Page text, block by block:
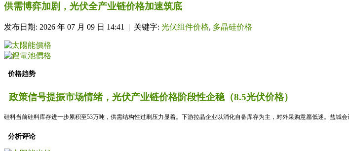
供需博弈加剧，光伏全产业链价格加速筑底
发布日期: 2026 年 07 月 09 日 14:41 | 关键字: 光伏组件价格, 多晶硅价格
价格趋势
政策信号提振市场情绪，光伏产业链价格阶段性企稳（8.5光伏价格）
硅料当前硅料库存进一步累积至53万吨，供需结构性过剩压力显着。下游拉晶企业以消化自备库存为主，对外采购意愿低迷。盐城
分析评论